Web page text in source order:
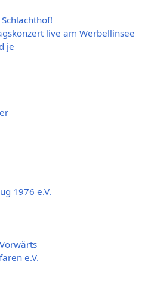
live am Werbellinsee
je
1976 e.V.
e.V.